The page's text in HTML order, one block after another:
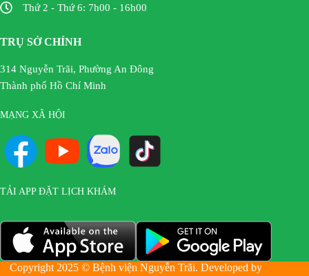
Thứ 2 - Thứ 6: 7h00 - 16h00
TRỤ SỞ CHÍNH
314 Nguyễn Trãi, Phường An Đông
Thành phố Hồ Chí Minh
MẠNG XÃ HỘI
TẢI APP ĐẶT LỊCH KHÁM
Copyright 2025 © Bệnh viện Nguyễn Trãi. Developed by